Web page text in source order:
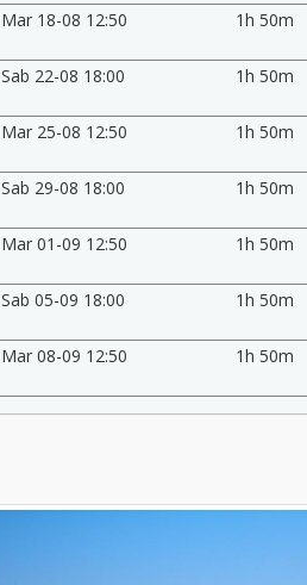
Mar 18-08 12:50 1h 50m
Sab 22-08 18:00 1h 50m
Mar 25-08 12:50 1h 50m
Sab 29-08 18:00 1h 50m
Mar 01-09 12:50 1h 50m
Sab 05-09 18:00 1h 50m
Mar 08-09 12:50 1h 50m